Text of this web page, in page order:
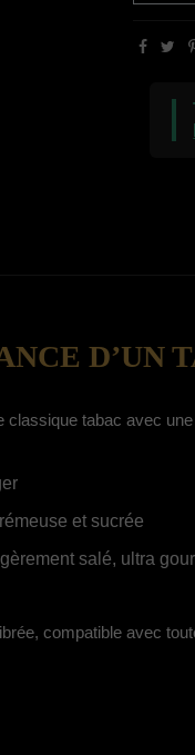
D’UN
classique tabac avec
et sucrée
salé, ultra
compatible avec